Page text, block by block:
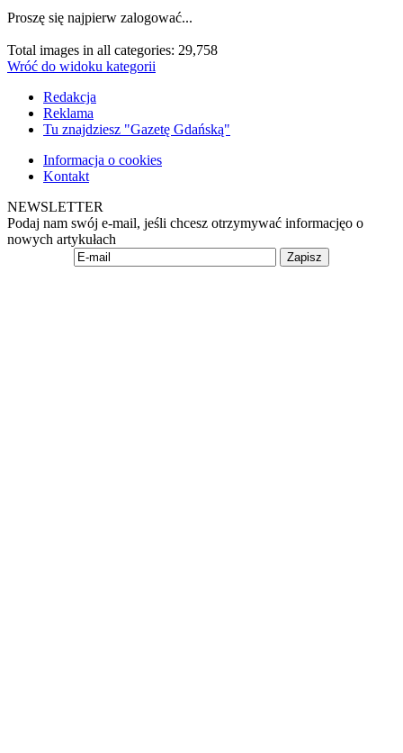
Proszę się najpierw zalogować...
Total images in all categories: 29,758
Wróć do widoku kategorii
Redakcja
Reklama
Tu znajdziesz "Gazetę Gdańską"
Informacja o cookies
Kontakt
NEWSLETTER
Podaj nam swój e-mail, jeśli chcesz otrzymywać informacjęo o
nowych artykułach
Zapisz